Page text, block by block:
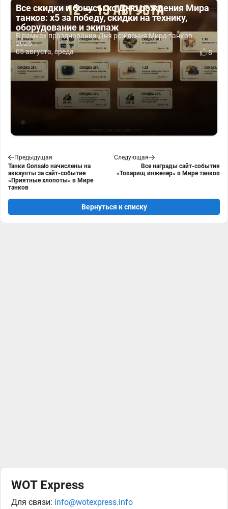
Все скидки и бонусы ко Дню рождения Мира
танков: x5 за победу, скидки на технику,
оборудование и экипаж
В рамках празднования Дня рождения Мира танков
2026...
05 августа, среда
8
Предыдущая
Танки Gonsalo начислены на
аккаунты за сайт-событие
«Приятные хлопоты» в Мире
танков
Следующая
Все награды сайт-события
«Товарищ инженер» в Мире танков
Вернуться к списку
WOT Express
Для связи: info@wotexpress.info